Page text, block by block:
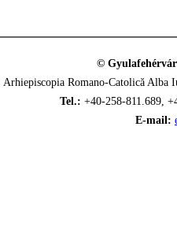
©
Arhiepiscopia Romano-Catolică
Tel.: +40-258-811.689,
E-mail: